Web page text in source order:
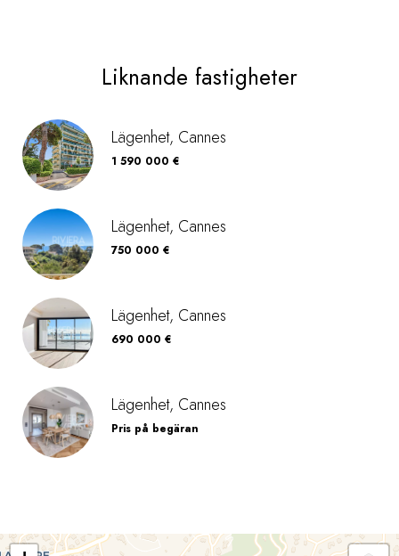
Liknande fastigheter
Lägenhet, Cannes
1 590 000 €
Lägenhet, Cannes
750 000 €
Lägenhet, Cannes
690 000 €
Lägenhet, Cannes
Pris på begäran